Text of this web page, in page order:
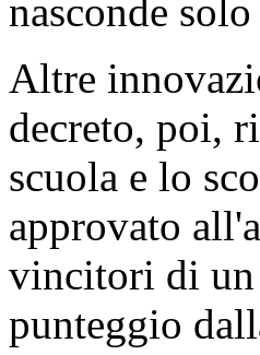
nasconde
Altre
decreto, poi,
scuola e lo
approvato